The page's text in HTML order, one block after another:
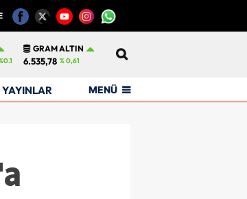
GRAM ALTIN
6.535,78 % 0,61
MENÜ